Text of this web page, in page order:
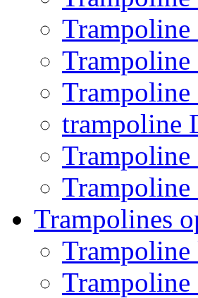
Trampoline
trampoline
Trampoline
Trampolines
Trampoline